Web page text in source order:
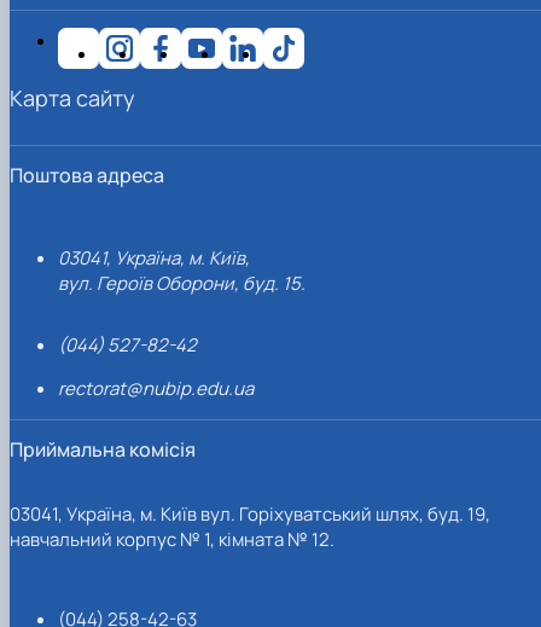
Поштова адреса
03041, Україна, м. Київ,
вул. Героїв Оборони, буд. 15.
(044) 527-82-42
rectorat@nubip.edu.ua
Приймальна комісія
03041, Україна, м. Київ вул. Горіхуватський шлях, буд. 19,
навчальний корпус № 1, кімната № 12.
(044) 258-42-63
Карта сайту